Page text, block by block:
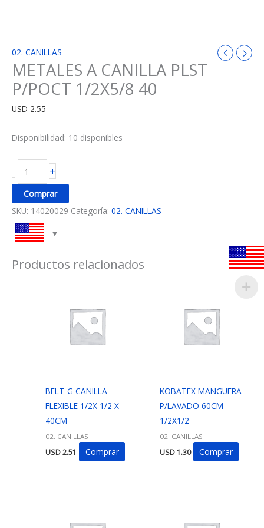
02. CANILLAS
METALES A CANILLA PLST
P/POCT 1/2X5/8 40
USD 2.55
Disponibilidad: 10 disponibles
- +
Comprar
SKU: 14020029 Categoría: 02. CANILLAS
Productos relacionados
BELT-G CANILLA
FLEXIBLE 1/2X 1/2 X
40CM
02. CANILLAS
USD2.51 Comprar
KOBATEX MANGUERA
P/LAVADO 60CM
1/2X1/2
02. CANILLAS
USD1.30 Comprar